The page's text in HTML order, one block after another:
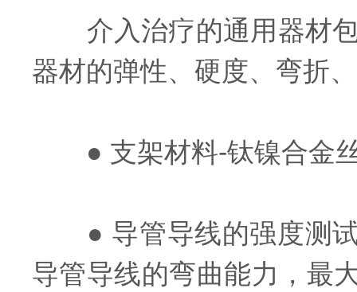
介入治疗的通用器材包
器材的弹性、硬度、弯折
● 支架材料-钛镍合金丝
● 导管导线的强度测试
导管导线的弯曲能力，最